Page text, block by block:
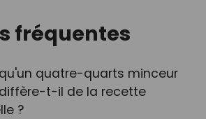
fréquentes
quatre-quarts minceur
t-il de la recette
?